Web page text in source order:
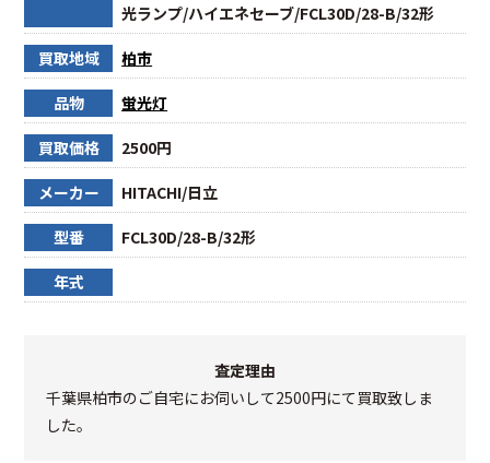
光ランプ/ハイエネセーブ/FCL30D/28-B/32形
買取地域 柏市
品物 蛍光灯
買取価格 2500円
メーカー HITACHI/日立
型番 FCL30D/28-B/32形
年式
査定理由
千葉県柏市のご自宅にお伺いして2500円にて買取致しま
した。